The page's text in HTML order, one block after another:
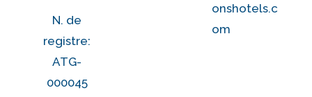
N. de
registre:
ATG-
000045
onshotels.c
om